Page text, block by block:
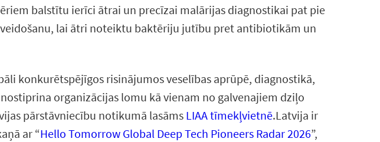
balstītu ierīci ātrai un precīzai malārijas diagnostikai pat pie
lai ātri noteiktu baktēriju jutību pret antibiotikām un
konkurētspējīgos risinājumos veselības aprūpē, diagnostikā,
organizācijas lomu kā vienam no galvenajiem dziļo
pārstāvniecību notikumā lasāms LIAA tīmekļvietnē.Latvija ir
ar “Hello Tomorrow Global Deep Tech Pioneers Radar 2026”,